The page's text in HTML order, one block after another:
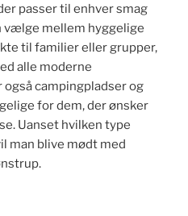
passer til enhver smag
vælge mellem hyggelige
til familier eller grupper,
alle moderne
campingpladser og
for dem, der ønsker
Uanset hvilken type
man blive mødt med